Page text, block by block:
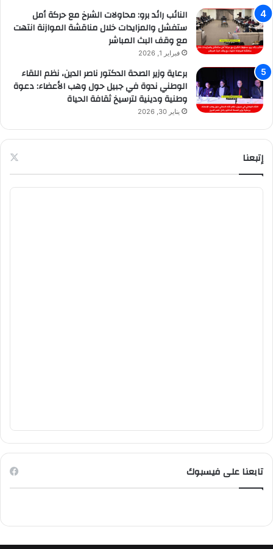
النائب رائد برو: محاولات الشرخ مع حركة أمل
ستفشل والمزايدات خلال مناقشة الموازنة انتهت
مع وقف البث المباشر
فبراير 1, 2026
برعاية وزير الصحة الدكتور ناصر الدين، نظم اللقاء
الوطني ندوة في جبيل حول وهب الأعضاء: دعوة
وطنية ودينية لترسيخ ثقافة الحياة
يناير 30, 2026
إتبعنا
تابعنا على فيسبوك